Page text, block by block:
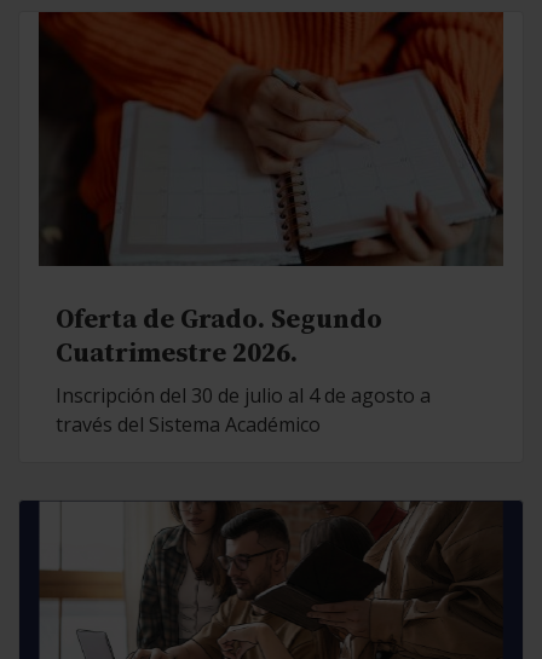
Oferta de Grado. Segundo
Cuatrimestre 2026.
Inscripción del 30 de julio al 4 de agosto a
través del Sistema Académico